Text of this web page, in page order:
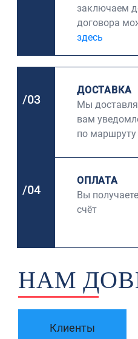
заключаем
договора
здесь
/03
ДОСТАВКА
Мы
вам
по маршруту
/04
ОПЛАТА
Вы
счёт
НАМ
Клиенты